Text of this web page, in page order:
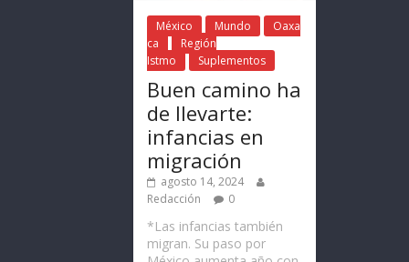
México Mundo
Oaxa
ca
Región
Istmo
Suplementos
Buen camino ha
de llevarte:
infancias en
migración
agosto 14, 2024
Redacción
0
*Las infancias también
migran. Su paso por